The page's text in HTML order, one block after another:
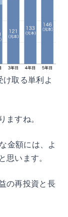
取る単利よ
すね。
金額には、よ
います。
の再投資と長